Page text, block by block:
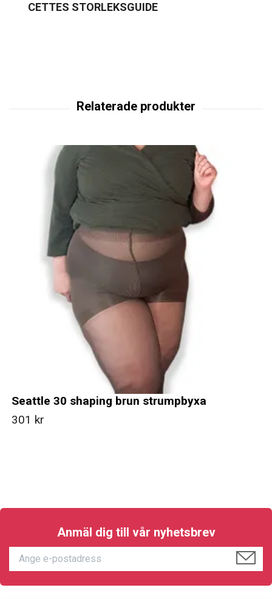
CETTES STORLEKSGUIDE
Seattle 30 shaping brun strumpbyxa
301 kr
Anmäl dig till vår nyhetsbrev